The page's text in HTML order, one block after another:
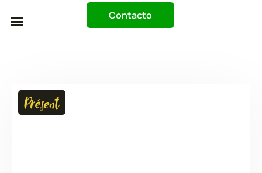
Contacto
Présent